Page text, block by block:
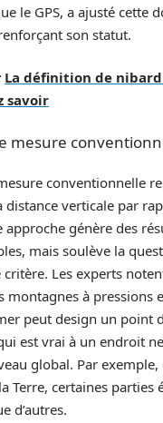
le GPS, a ajusté cette
son statut.
La définition de
savoir
mesure
conventionnelle
distance verticale par
approche génère des
mais soulève la
critère. Les experts
montagnes à pressions
peut design un point
est vrai à un endroit ne
global. Par exemple,
Terre, certaines parties
d’autres.